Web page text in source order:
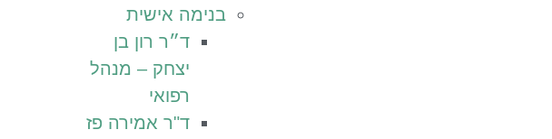
בנימה אישית
ד״ר רון בן
יצחק – מנהל
רפואי
ד"ר אמירה פז